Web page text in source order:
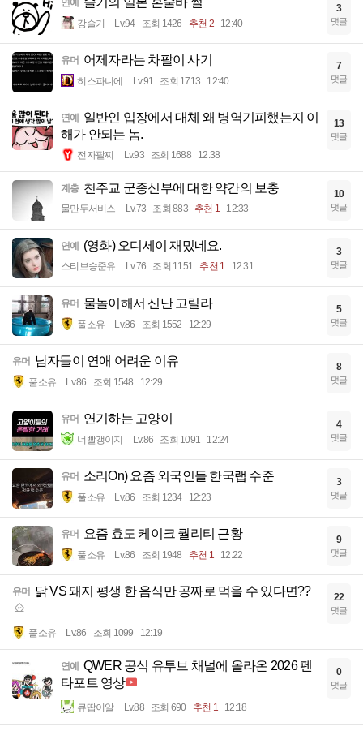
강슬기 Lv.94 조회 1426 추천 2 12:40
3
댓글
유머 어제자라는 차팔이 사기
히스파니에 Lv.91 조회 1713 12:40
7
댓글
연예 일반인 입장에서 대체 왜 병역기피했는지 이
해가 안되는 놈.
전자팔찌 Lv.93 조회 1688 12:38
13
댓글
계층 천주교 군종신부에 대한 약간의 보충
물만두서비스 Lv.73 조회 883 추천 1 12:33
10
댓글
연예 (영화) 오디세이 재밌네요.
스티브승준유 Lv.76 조회 1151 추천 1 12:31
3
댓글
유머 물놀이해서 신난 고릴라
풀소유 Lv.86 조회 1552 12:29
5
댓글
유머 남자들이 연애 어려운 이유
풀소유 Lv.86 조회 1548 12:29
8
댓글
유머 연기하는 고양이
너빨갱이지 Lv.86 조회 1091 12:24
4
댓글
유머 소리On) 요즘 외국인들 한국랩 수준
풀소유 Lv.86 조회 1234 12:23
3
댓글
유머 요즘 효도 케이크 퀄리티 근황
풀소유 Lv.86 조회 1948 추천 1 12:22
9
댓글
유머 닭 VS 돼지 평생 한 음식만 공짜로 먹을 수 있다면??
풀소유 Lv.86 조회 1099 12:19
22
댓글
연예 QWER 공식 유투브 채널에 올라온 2026 펜
타포트 영상
큐땁이알 Lv.88 조회 690 추천 1 12:18
0
댓글